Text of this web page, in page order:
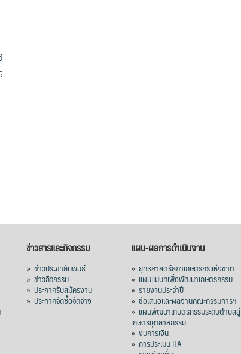
ข่าวสารและกิจกรรม
»ข่าวประชาสัมพันธ์
»ข่าวกิจกรรม
»ประกาศรับสมัครงาน
»ประกาศจัดซื้อจัดจ้าง
แผน-ผลการดำเนินงาน
» ยุทธศาสตร์สภาเกษตรกรแห่งชาติ
» แผนแม่บทเพื่อพัฒนาเกษตรกรรม
» รายงานประจำปี
» ข้อเสนอและผลงานคณะกรรมการฯ
» แผนพัฒนาเกษตรกรรมระดับตำบลสู่
เกษตรอุตสาหกรรม
» งบการเงิน
» การประเมิน ITA